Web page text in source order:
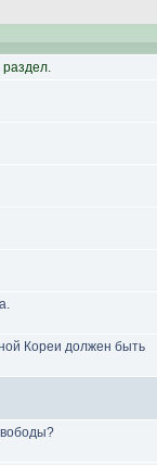
Кореи должен быть